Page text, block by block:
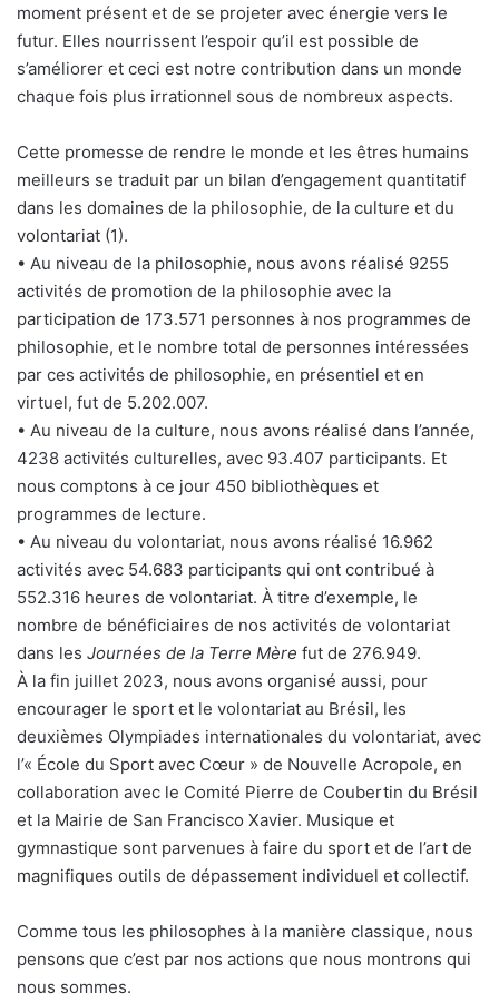
moment présent et de se projeter avec énergie vers le
futur. Elles nourrissent l’espoir qu’il est possible de
s’améliorer et ceci est notre contribution dans un monde
chaque fois plus irrationnel sous de nombreux aspects.
Cette promesse de rendre le monde et les êtres humains
meilleurs se traduit par un bilan d’engagement quantitatif
dans les domaines de la philosophie, de la culture et du
volontariat (1).
• Au niveau de la philosophie, nous avons réalisé 9255
activités de promotion de la philosophie avec la
participation de 173.571 personnes à nos programmes de
philosophie, et le nombre total de personnes intéressées
par ces activités de philosophie, en présentiel et en
virtuel, fut de 5.202.007.
• Au niveau de la culture, nous avons réalisé dans l’année,
4238 activités culturelles, avec 93.407 participants. Et
nous comptons à ce jour 450 bibliothèques et
programmes de lecture.
• Au niveau du volontariat, nous avons réalisé 16.962
activités avec 54.683 participants qui ont contribué à
552.316 heures de volontariat. À titre d’exemple, le
nombre de bénéficiaires de nos activités de volontariat
dans les Journées de la Terre Mère fut de 276.949.
À la fin juillet 2023, nous avons organisé aussi, pour
encourager le sport et le volontariat au Brésil, les
deuxièmes Olympiades internationales du volontariat, avec
l’« École du Sport avec Cœur » de Nouvelle Acropole, en
collaboration avec le Comité Pierre de Coubertin du Brésil
et la Mairie de San Francisco Xavier. Musique et
gymnastique sont parvenues à faire du sport et de l’art de
magnifiques outils de dépassement individuel et collectif.
Comme tous les philosophes à la manière classique, nous
pensons que c’est par nos actions que nous montrons qui
nous sommes.